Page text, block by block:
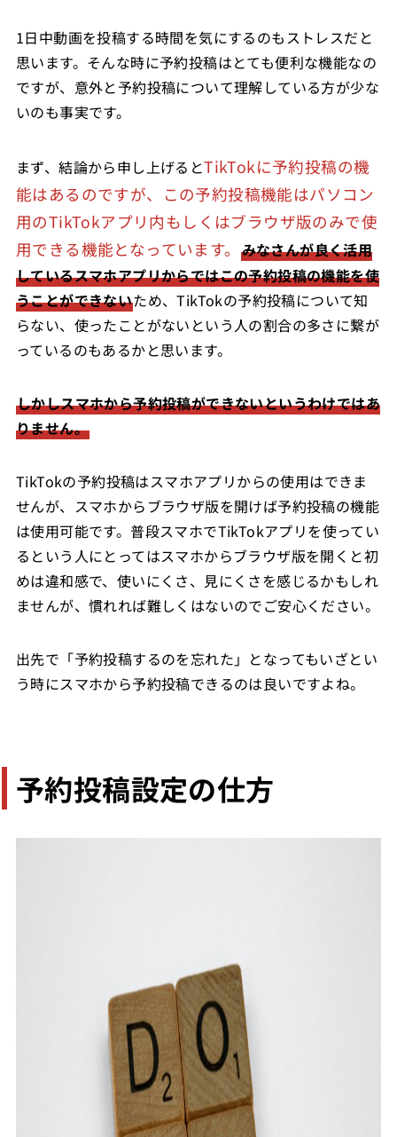
1日中動画を投稿する時間を気にするのもストレスだと
思います。そんな時に予約投稿はとても便利な機能なの
ですが、意外と予約投稿について理解している方が少な
いのも事実です。
まず、結論から申し上げるとTikTokに予約投稿の機
能はあるのですが、この予約投稿機能はパソコン
用のTikTokアプリ内もしくはブラウザ版のみで使
用できる機能となっています。 みなさんが良く活用
しているスマホアプリからではこの予約投稿の機能を使
うことができないため、TikTokの予約投稿について知
らない、使ったことがないという人の割合の多さに繋が
っているのもあるかと思います。
しかしスマホから予約投稿ができないというわけではあ
りません。
TikTokの予約投稿はスマホアプリからの使用はできま
せんが、スマホからブラウザ版を開けば予約投稿の機能
は使用可能です。普段スマホでTikTokアプリを使ってい
るという人にとってはスマホからブラウザ版を開くと初
めは違和感で、使いにくさ、見にくさを感じるかもしれ
ませんが、慣れれば難しくはないのでご安心ください。
出先で「予約投稿するのを忘れた」となってもいざとい
う時にスマホから予約投稿できるのは良いですよね。
予約投稿設定の仕方